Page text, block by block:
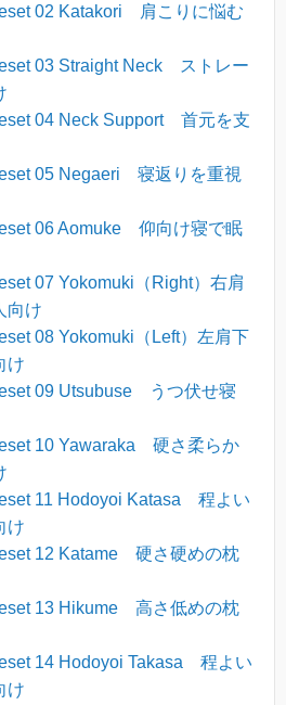
02 Katakori 肩こりに悩む
03 Straight Neck ストレー
04 Neck Support 首元を支
05 Negaeri 寝返りを重視
06 Aomuke 仰向け寝で眠
07 Yokomuki（Right）右肩
向け
08 Yokomuki（Left）左肩下
け
09 Utsubuse うつ伏せ寝
10 Yawaraka 硬さ柔らか
11 Hodoyoi Katasa 程よい
け
12 Katame 硬さ硬めの枕
13 Hikume 高さ低めの枕
14 Hodoyoi Takasa 程よい
け